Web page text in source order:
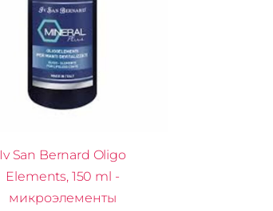
Iv San Bernard Oligo
Elements, 150 ml -
микроэлементы